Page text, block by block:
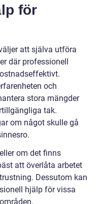
för
att själva utföra
där professionell
och
stora mängder
tak.
om något skulle gå
om det finns
att överlåta arbetet
Dessutom kan
hjälp för vissa